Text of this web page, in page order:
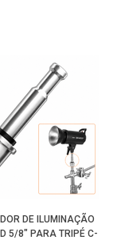
DE ILUMINAÇÃO
5/8" PARA TRIPÉ C-